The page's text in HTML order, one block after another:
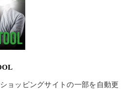
ョッピングサイトの一部を自動更